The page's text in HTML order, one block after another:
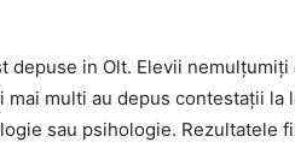
depuse in Olt. Elevii
mai multi au depus contestații
sau psihologie. Rezultatele